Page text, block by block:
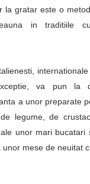
la gratar este o
in traditiile
va pun la
a unor preparate
legume, de
unor mari bucatari
unor mese de neuitat